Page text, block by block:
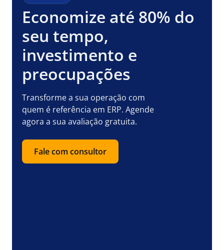
Economize até 80% do
seu tempo,
investimento e
preocupações
Transforme a sua operação com
quem é referência em ERP. Agende
agora a sua avaliação gratuita.
Fale com consultor